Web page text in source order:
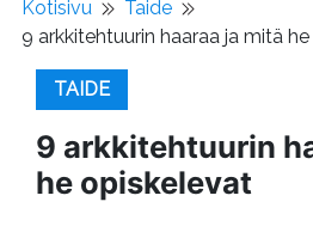
Kotisivu
Taide
9 arkkitehtuurin haaraa ja mitä
TAIDE
9 arkkitehtuurin
he opiskelevat